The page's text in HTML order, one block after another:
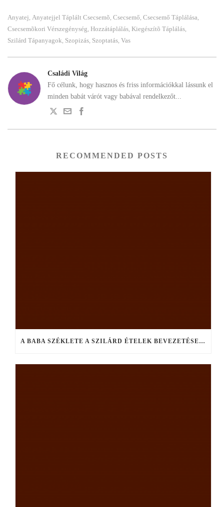
Anyatej, Anyatejjel Táplált Csecsemõ, Csecsemő, Csecsemő Táplálása,
Csecsemõkori Vérszegénység, Hozzátáplálás, Kiegészítõ Táplálás,
Szilárd Tápanyagok, Szopizás, Szoptatás, Vas
Családi Világ
Fő célunk, hogy hasznos és friss információkkal lássunk el
minden babát várót vagy babával rendelkezőt...
RECOMMENDED POSTS
A BABA SZÉKLETE A SZILÁRD ÉTELEK BEVEZETÉSE UTÁN